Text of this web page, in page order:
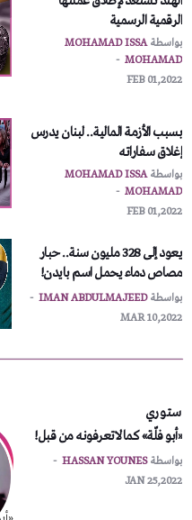
FEB 01,2022
بسبب الأزمة المالية.. لبنان يدرس
إغلاق سفاراته
FEB 01,2022
يعود إلى 328 مليون سنة.. حبار
MAR 10,2022
أمريكا تطلب اجتماعاً طارئاً
لمجلس الأمن
MOHAMAD
نشر آلاف الجنود الأمريكيين شرق
أوروبا
بواسطة MOHAMAD ISSA
MOHAMAD
ستوري
«أبو فلّة» كما لاتعرفونه من قبل!
بواسطةHASSAN YOUNES
JAN 25,2022